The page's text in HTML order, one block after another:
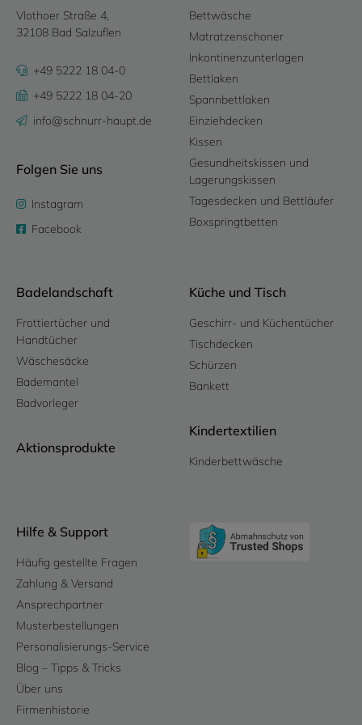
Vlothoer Straße 4,
32108 Bad Salzuflen
+49 5222 18 04-0
+49 5222 18 04-20
info@schnurr-haupt.de
Folgen Sie uns
Instagram
Facebook
Bettwäsche
Matratzenschoner
Inkontinenzunterlagen
Bettlaken
Spannbettlaken
Einziehdecken
Kissen
Gesundheitskissen und
Lagerungskissen
Tagesdecken und Bettläufer
Boxspringtbetten
Badelandschaft
Frottiertücher und
Handtücher
Wäschesäcke
Bademantel
Badvorleger
Aktionsprodukte
Küche und Tisch
Geschirr- und Küchentücher
Tischdecken
Schürzen
Bankett
Kindertextilien
Kinderbettwäsche
Hilfe & Support
Häufig gestellte Fragen
Zahlung & Versand
Ansprechpartner
Musterbestellungen
Personalisierungs-Service
Blog – Tipps & Tricks
Über uns
Firmenhistorie